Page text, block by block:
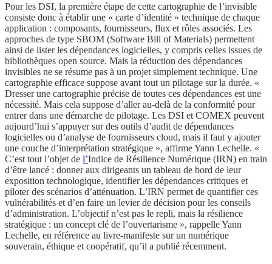
Pour les DSI, la première étape de cette cartographie de l’invisible
consiste donc à établir une « carte d’identité » technique de chaque
application : composants, fournisseurs, flux et rôles associés. Les
approches de type SBOM (Software Bill of Materials) permettent
ainsi de lister les dépendances logicielles, y compris celles issues de
bibliothèques open source. Mais la réduction des dépendances
invisibles ne se résume pas à un projet simplement technique. Une
cartographie efficace suppose avant tout un pilotage sur la durée. «
Dresser une cartographie précise de toutes ces dépendances est une
nécessité. Mais cela suppose d’aller au-delà de la conformité pour
entrer dans une démarche de pilotage. Les DSI et COMEX peuvent
aujourd’hui s’appuyer sur des outils d’audit de dépendances
logicielles ou d’analyse de fournisseurs cloud, mais il faut y ajouter
une couche d’interprétation stratégique », affirme Yann Lechelle. «
C’est tout l’objet de l’Indice de Résilience Numérique (IRN) en train
d’être lancé : donner aux dirigeants un tableau de bord de leur
exposition technologique, identifier les dépendances critiques et
piloter des scénarios d’atténuation. L’IRN permet de quantifier ces
vulnérabilités et d’en faire un levier de décision pour les conseils
d’administration. L’objectif n’est pas le repli, mais la résilience
stratégique : un concept clé de l’ouvertarisme », rappelle Yann
Lechelle, en référence au livre-manifeste sur un numérique
souverain, éthique et coopératif, qu’il a publié récemment.